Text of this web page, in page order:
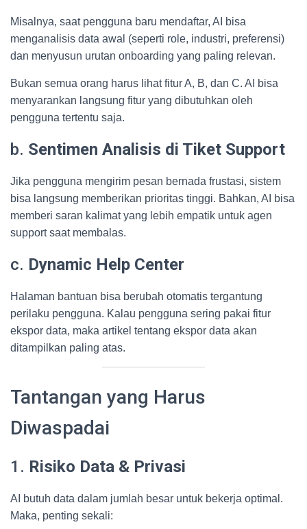
Misalnya, saat pengguna baru mendaftar, AI bisa
menganalisis data awal (seperti role, industri, preferensi)
dan menyusun urutan onboarding yang paling relevan.
Bukan semua orang harus lihat fitur A, B, dan C. AI bisa
menyarankan langsung fitur yang dibutuhkan oleh
pengguna tertentu saja.
b. Sentimen Analisis di Tiket Support
Jika pengguna mengirim pesan bernada frustasi, sistem
bisa langsung memberikan prioritas tinggi. Bahkan, AI bisa
memberi saran kalimat yang lebih empatik untuk agen
support saat membalas.
c. Dynamic Help Center
Halaman bantuan bisa berubah otomatis tergantung
perilaku pengguna. Kalau pengguna sering pakai fitur
ekspor data, maka artikel tentang ekspor data akan
ditampilkan paling atas.
Tantangan yang Harus
Diwaspadai
1. Risiko Data & Privasi
AI butuh data dalam jumlah besar untuk bekerja optimal.
Maka, penting sekali: